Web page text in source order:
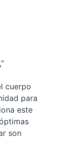
cuerpo
para
este
son